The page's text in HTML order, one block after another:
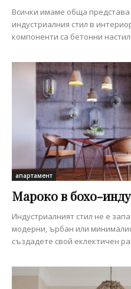
Всички имаме обща представа
индустриалния стил в
компоненти са бетонни
апартамент
Мароко в бохо-
Индустриалният стил не е
модерни, ърбан или
създадете свой еклектичен